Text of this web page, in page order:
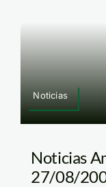
Noticias
Noticias
27/08/